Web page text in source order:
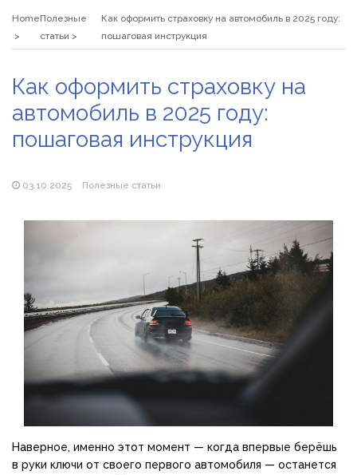
закупки
Альгинатная маска при акне: помогает или вредит
Популярні види вібраторів: які моделі бувають і як
HomeПолезные
статьи
Как оформить страховку на автомобиль в 2025 году:
пошаговая инструкция
Как оформить страховку на
автомобиль в 2025 году:
пошаговая инструкция
03.10.2025 Полезные статьи
Наверное, именно этот момент — когда впервые берёшь
в руки ключи от своего первого автомобиля — останется